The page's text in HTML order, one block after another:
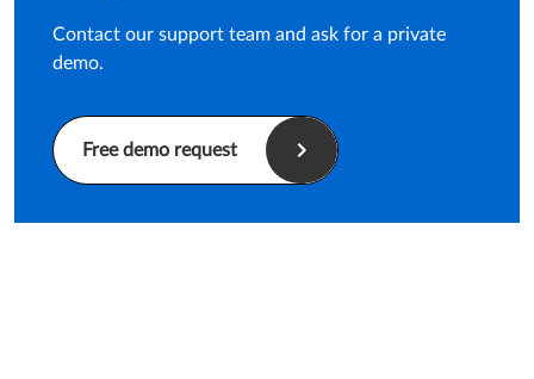
Contact our support team and ask for a private
demo.
Free demo request